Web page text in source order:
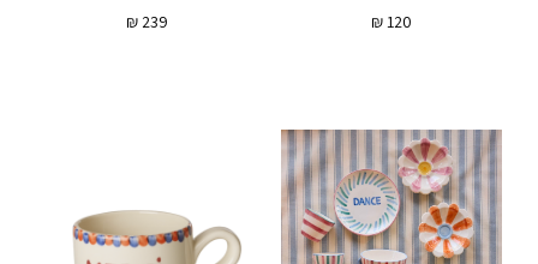
120
₪
239
₪